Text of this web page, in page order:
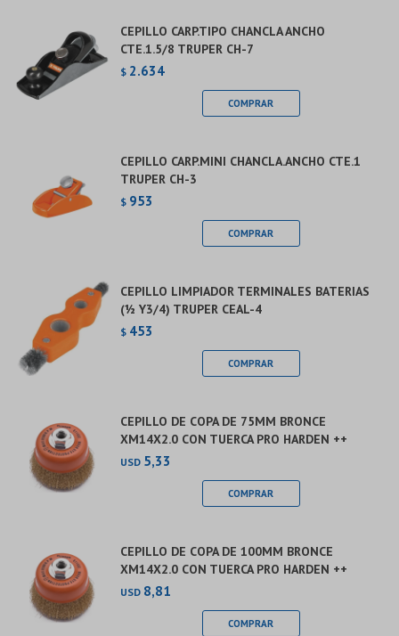
CEPILLO CARP.TIPO CHANCLA ANCHO
CTE.1.5/8 TRUPER CH-7
$ 2.634
CEPILLO CARP.MINI CHANCLA.ANCHO CTE.1
TRUPER CH-3
$ 953
CEPILLO LIMPIADOR TERMINALES BATERIAS
(½ Y3/4) TRUPER CEAL-4
$ 453
CEPILLO DE COPA DE 75MM BRONCE
XM14X2.0 CON TUERCA PRO HARDEN ++
USD 5,33
CEPILLO DE COPA DE 100MM BRONCE
XM14X2.0 CON TUERCA PRO HARDEN ++
USD 8,81